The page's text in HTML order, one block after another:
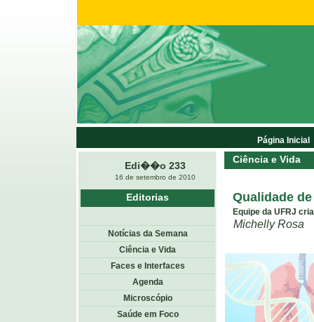
Edi��o 233
16 de setembro de 2010
Ciência e Vida
Qualidade
Equipe da UFRJ
Michelly Rosa
Editorias
Notícias da Semana
Ciência e Vida
Faces e Interfaces
Agenda
Microscópio
Saúde em Foco
Página Inicial